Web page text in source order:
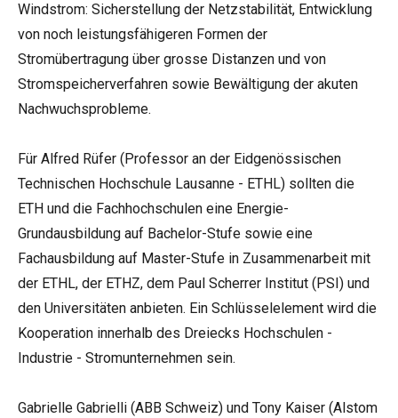
Windstrom: Sicherstellung der Netzstabilität, Entwicklung
von noch leistungsfähigeren Formen der
Stromübertragung über grosse Distanzen und von
Stromspeicherverfahren sowie Bewältigung der akuten
Nachwuchsprobleme.
Für Alfred Rüfer (Professor an der Eidgenössischen
Technischen Hochschule Lausanne - ETHL) sollten die
ETH und die Fachhochschulen eine Energie-
Grundausbildung auf Bachelor-Stufe sowie eine
Fachausbildung auf Master-Stufe in Zusammenarbeit mit
der ETHL, der ETHZ, dem Paul Scherrer Institut (PSI) und
den Universitäten anbieten. Ein Schlüsselelement wird die
Kooperation innerhalb des Dreiecks Hochschulen -
Industrie - Stromunternehmen sein.
Gabrielle Gabrielli (ABB Schweiz) und Tony Kaiser (Alstom